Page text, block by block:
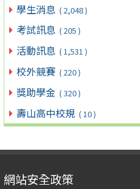
學生消息 ( 2,048 )
考試訊息 ( 205 )
活動訊息 ( 1,531 )
校外競賽 ( 220 )
獎助學金 ( 320 )
壽山高中校規 ( 10 )
網站安全政策